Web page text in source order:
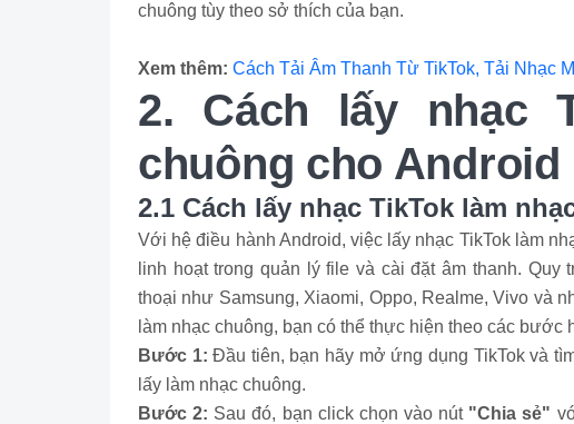
chuông tùy theo sở thích của bạn.
Xem thêm: Cách Tải Âm Thanh Từ TikTok, Tải Nhạc
2. Cách lấy nhạc
chuông cho Android
2.1 Cách lấy nhạc TikTok làm
Với hệ điều hành Android, việc lấy nhạc TikTok làm
linh hoạt trong quản lý file và cài đặt âm thanh.
thoại như Samsung, Xiaomi, Oppo, Realme, Vivo và
làm nhạc chuông, bạn có thể thực hiện theo các bước
Bước 1: Đầu tiên, bạn hãy mở ứng dụng TikTok và
lấy làm nhạc chuông.
Bước 2: Sau đó, bạn click chọn vào nút "Chia sẻ"